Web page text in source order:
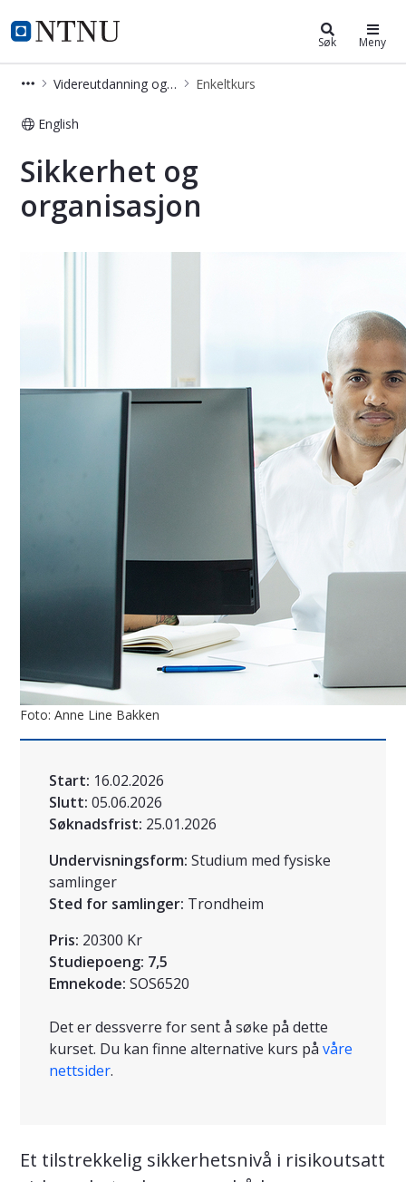
NTNU Hjemmeside
Videreutdanning og deltidsstudier
Søk Meny
Videreutdanning og deltidsstudier Enkeltkurs
English
Sikkerhet og organisasjon - Kurs -
Sikkerhet og
organisasjon
Foto: Anne Line Bakken
Start: 16.02.2026
Slutt: 05.06.2026
Søknadsfrist: 25.01.2026
Undervisningsform: Studium med fysiske
samlinger
Sted for samlinger: Trondheim
Pris: 20300 Kr
Studiepoeng: 7,5
Emnekode: SOS6520
Det er dessverre for sent å søke på dette
kurset. Du kan finne alternative kurs på våre
nettsider.
Et tilstrekkelig sikkerhetsnivå i risikoutsatt